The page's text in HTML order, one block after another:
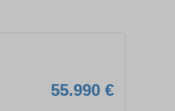
55.990 €